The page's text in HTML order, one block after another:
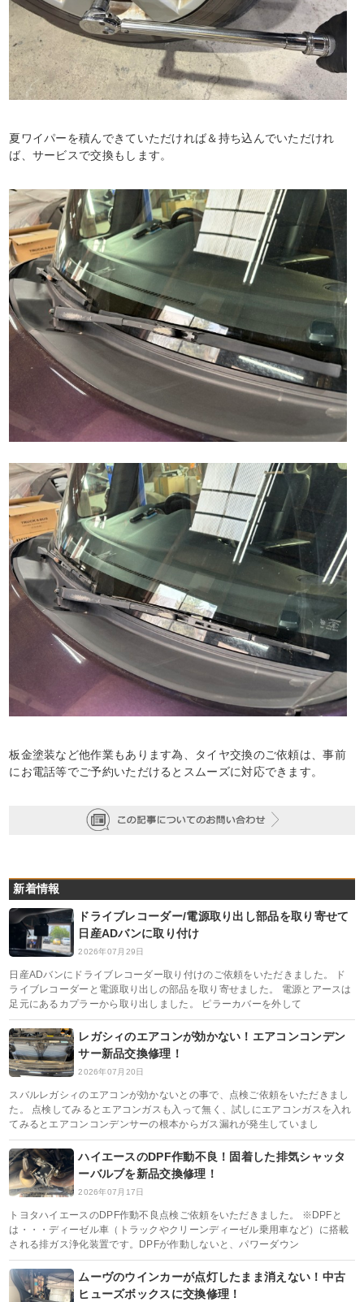
夏ワイパーを積んできていただければ＆持ち込んでいただけれ
ば、サービスで交換もします。
板金塗装など他作業もあります為、タイヤ交換のご依頼は、事前
にお電話等でご予約いただけるとスムーズに対応できます。
新着情報
ドライブレコーダー/電源取り出し部品を取り寄せて
日産ADバンに取り付け
2026年07月29日
日産ADバンにドライブレコーダー取り付けのご依頼をいただきました。 ド
ライブレコーダーと電源取り出しの部品を取り寄せました。 電源とアースは
足元にあるカプラーから取り出しました。 ピラーカバーを外して
レガシィのエアコンが効かない！エアコンコンデン
サー新品交換修理！
2026年07月20日
スバルレガシィのエアコンが効かないとの事で、点検ご依頼をいただきまし
た。 点検してみるとエアコンガスも入って無く、試しにエアコンガスを入れ
てみるとエアコンコンデンサーの根本からガス漏れが発生していまし
ハイエースのDPF作動不良！固着した排気シャッタ
ーバルブを新品交換修理！
2026年07月17日
トヨタハイエースのDPF作動不良点検ご依頼をいただきました。 ※DPFと
は・・・ディーゼル車（トラックやクリーンディーゼル乗用車など）に搭載
される排ガス浄化装置です。DPFが作動しないと、パワーダウン
ムーヴのウインカーが点灯したまま消えない！中古
ヒューズボックスに交換修理！